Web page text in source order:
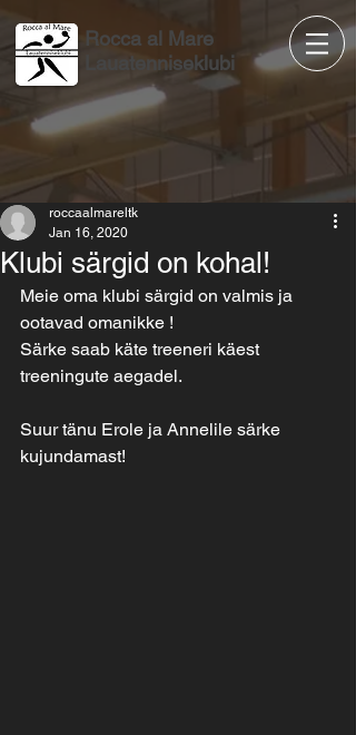
Rocca al Mare
Lauatenniseklubi
Klubi särgid on kohal!
roccaalmareltk
Jan 16, 2020
Meie oma klubi särgid on valmis ja
ootavad omanikke !
Särke saab käte treeneri käest
treeningute aegadel.
Suur tänu Erole ja Annelile särke
kujundamast!